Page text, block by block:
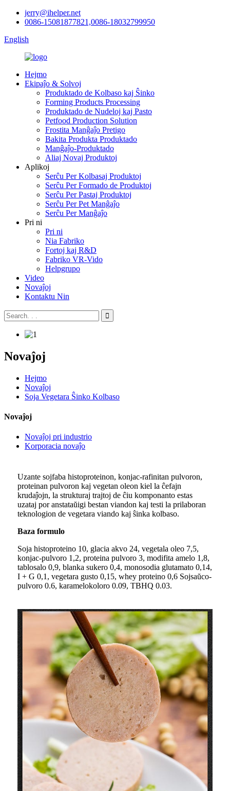
jerry@ihelper.net
0086-15081877821,0086-18032799950
English
Hejmo
Ekipaĵo & Solvoj
Produktado de Kolbaso kaj Ŝinko
Forming Products Processing
Produktado de Nudeloj kaj Pasto
Petfood Production Solution
Frostita Manĝaĵo Pretigo
Bakita Produkta Produktado
Manĝaĵo-Produktado
Aliaj Novaj Produktoj
Aplikoj
Serĉu Per Kolbasaj Produktoj
Serĉu Per Formado de Produktoj
Serĉu Per Pastaj Produktoj
Serĉu Per Pet Manĝaĵo
Serĉu Per Manĝaĵo
Pri ni
Pri ni
Nia Fabriko
Fortoj kaj R&D
Fabriko VR-Vido
Helpgrupo
Video
Novaĵoj
Kontaktu Nin
Novaĵoj
Hejmo
Novaĵoj
Soja Vegetara Ŝinko Kolbaso
Novaĵoj
Novaĵoj pri industrio
Korporacia novaĵo
Uzante sojfaba histoproteinon, konjac-rafinitan pulvoron,
proteinan pulvoron kaj vegetan oleon kiel la ĉefajn
krudaĵojn, la strukturaj trajtoj de ĉiu komponanto estas
uzataj por anstataŭigi bestan viandon kaj testi la prilaboran
teknologion de vegetara viando kaj ŝinka kolbaso.
Baza formulo
Soja histoproteino 10, glacia akvo 24, vegetala oleo 7,5,
konjac-pulvoro 1,2, proteina pulvoro 3, modifita amelo 1,8,
tablosalo 0,9, blanka sukero 0,4, monosodia glutamato 0,14,
I + G 0,1, vegetara gusto 0,15, whey proteino 0,6 Sojsaŭco-
pulvoro 0.6, karamelokoloro 0.09, TBHQ 0.03.